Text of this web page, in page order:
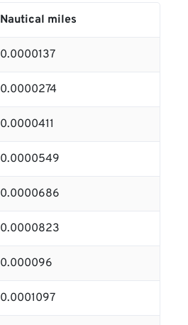
Nautical miles
0.0000137
0.0000274
0.0000411
0.0000549
0.0000686
0.0000823
0.000096
0.0001097